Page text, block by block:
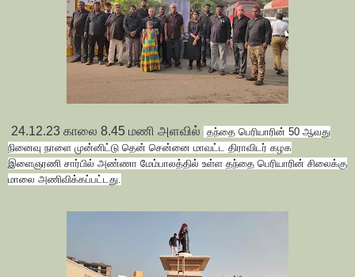
24.12.23 காலை 8.45 மணி அளவில் தந்தை பெரியாரின் 50 ஆவது
நினைவு நாளை முன்னிட்டு தென் சென்னை மாவட்ட திராவிடர் கழக
இளைஞரணி சார்பில் அண்ணா மேம்பாலத்தில் உள்ள தந்தை பெரியாரின் சிலைக்கு
மாலை அணிவிக்கப்பட்டது.